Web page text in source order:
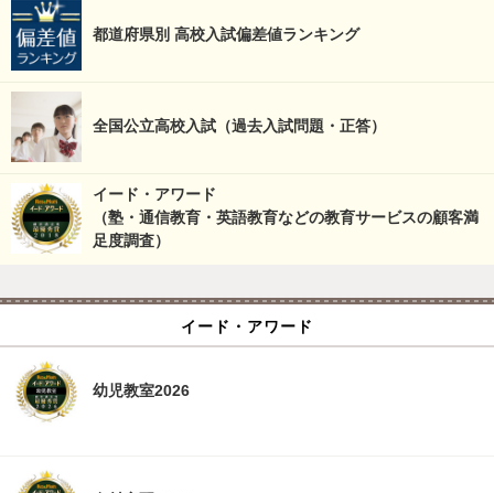
都道府県別 高校入試偏差値ランキング
全国公立高校入試（過去入試問題・正答）
イード・アワード
（塾・通信教育・英語教育などの教育サービスの顧客満
足度調査）
イード・アワード
幼児教室2026